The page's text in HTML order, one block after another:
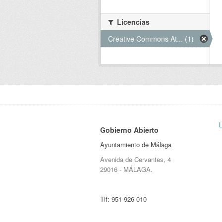
Licencias
Creative Commons At... (1)
Gobierno Abierto
Ayuntamiento de Málaga
Avenida de Cervantes, 4
29016 - MÁLAGA.
Tlf: 951 926 010